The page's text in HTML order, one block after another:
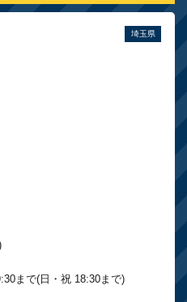
埼玉県
まで(日・祝 18:30まで)